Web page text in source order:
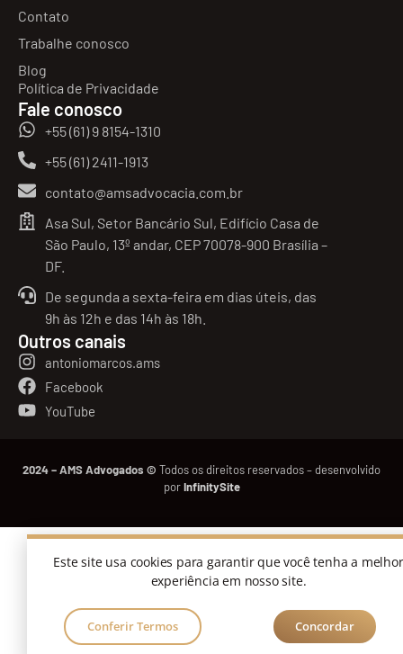
Contato
Trabalhe conosco
Blog
Política de Privacidade
Fale conosco
+55 (61) 9 8154-1310
+55 (61) 2411-1913
contato@amsadvocacia.com.br
Asa Sul, Setor Bancário Sul, Edifício Casa de
São Paulo, 13º andar, CEP 70078-900 Brasília –
DF.
De segunda a sexta-feira em dias úteis, das
9h às 12h e das 14h às 18h.
Outros canais
antoniomarcos.ams
Facebook
YouTube
2024 – AMS Advogados © Todos os direitos reservados – desenvolvido
porInfinitySite
Este site usa cookies para garantir que você tenha a melhor
experiência em nosso site.
Conferir Termos Concordar